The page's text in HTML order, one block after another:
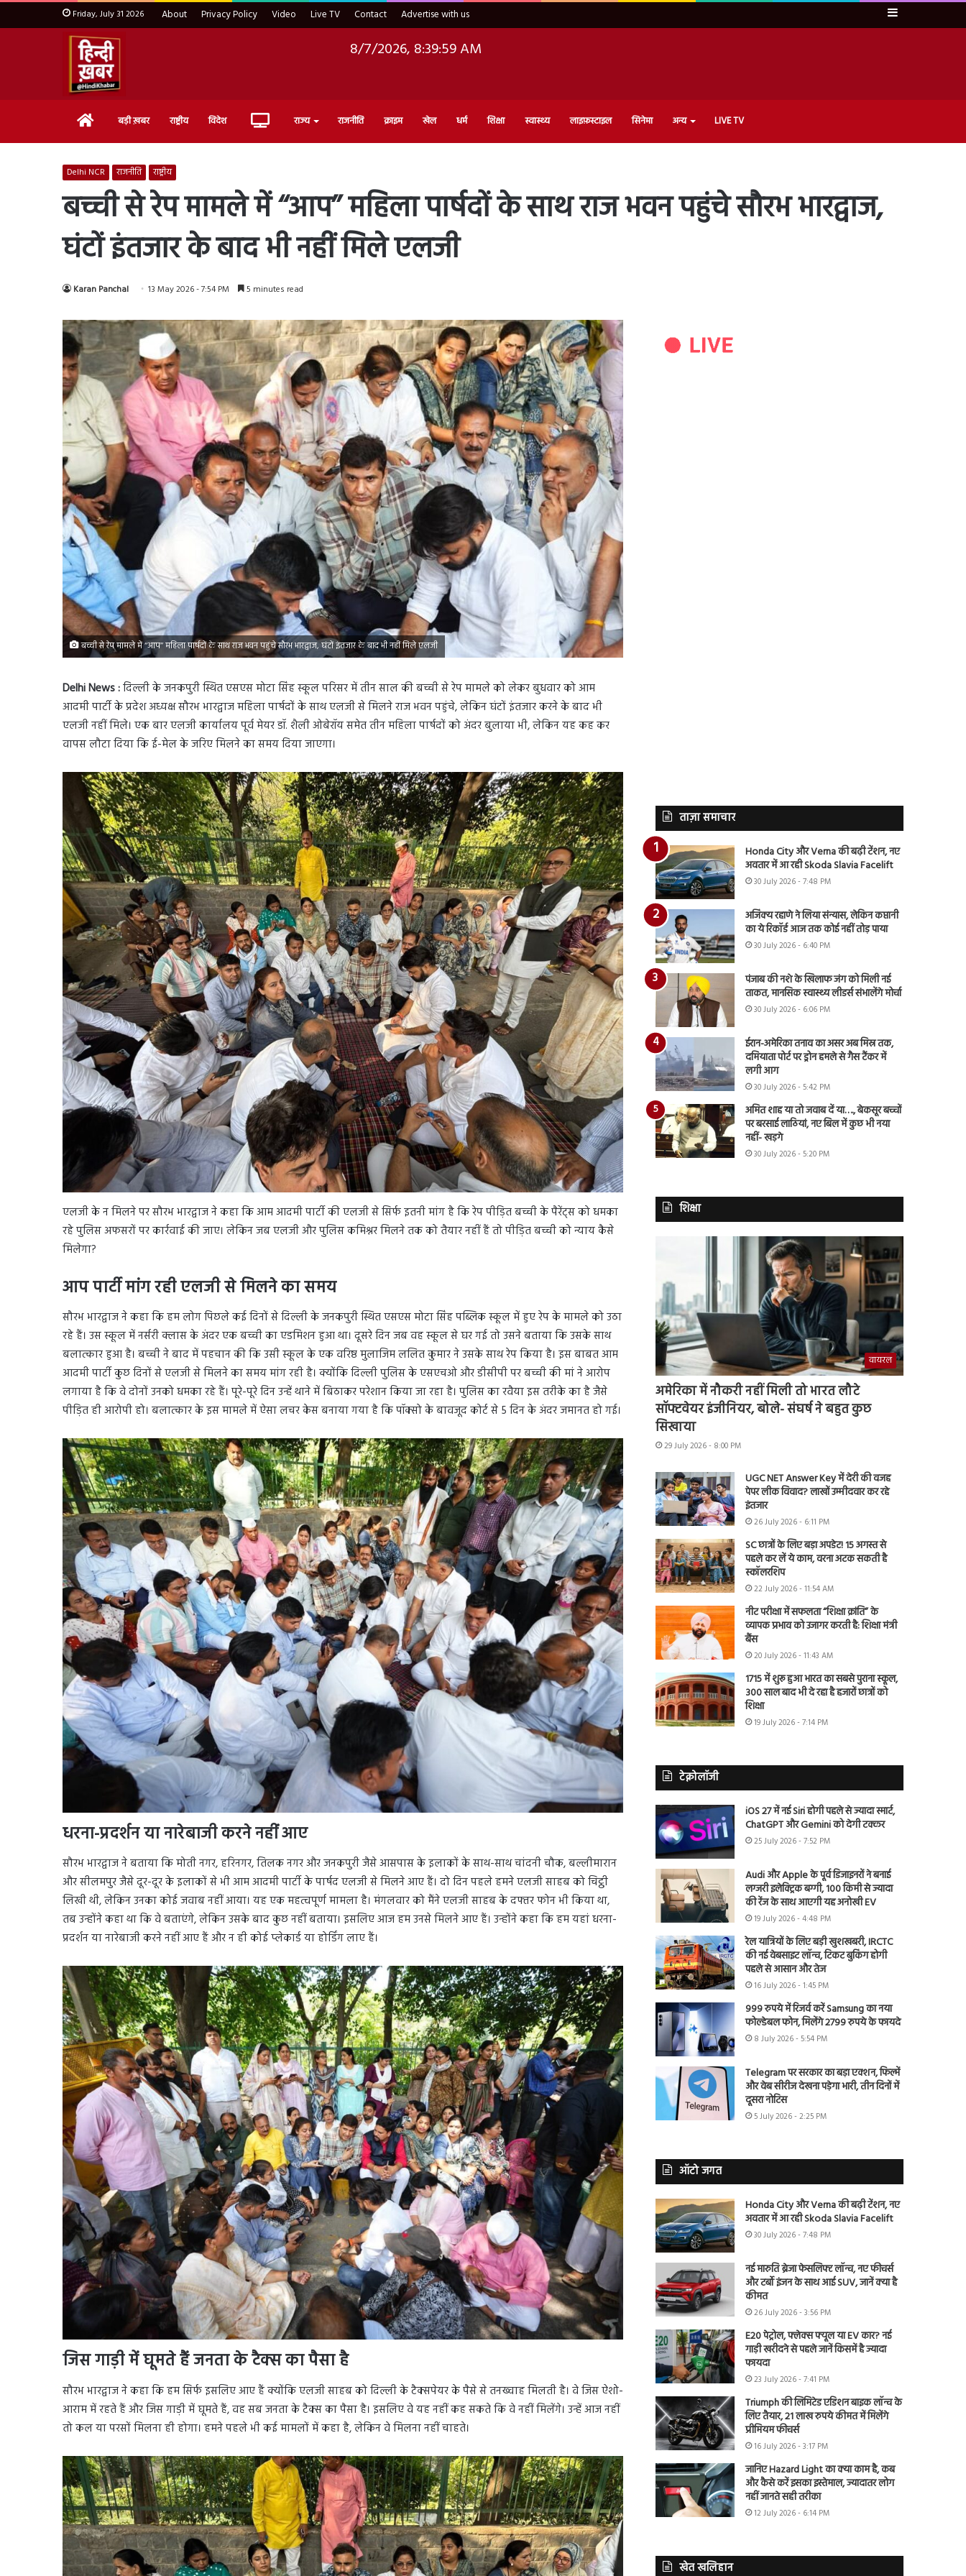
Friday, July 31 2026 About Privacy Policy Video Live TV Contact Advertise with us Sidebar
8/7/2026, 8:40:01 AM
Home बड़ी ख़बर राष्ट्रीय विदेश Live राज्य राजनीति क्राइम खेल धर्म शिक्षा स्वास्थ्य लाइफ़स्टाइल सिनेमा अन्य LIVE TV
Delhi NCR राजनीति राष्ट्रीय
बच्ची से रेप मामले में ‘‘आप’’ महिला पार्षदों के साथ राज भवन पहुंचे सौरभ भारद्वाज,
घंटों इंतजार के बाद भी नहीं मिले एलजी
Karan Panchal 13 May 2026 - 7:54 PM 5 minutes read
बच्ची से रेप मामले में ‘‘आप’’ महिला पार्षदों के साथ राज भवन पहुंचे सौरभ भारद्वाज, घंटों इंतजार के बाद भी नहीं मिले एलजी
Delhi News :दिल्ली के जनकपुरी स्थित एसएस मोटा सिंह स्कूल परिसर में तीन साल की बच्ची से रेप मामले को लेकर बुधवार को आम
आदमी पार्टी के प्रदेश अध्यक्ष सौरभ भारद्वाज महिला पार्षदों के साथ एलजी से मिलने राज भवन पहुंचे, लेकिन घंटों इंतजार करने के बाद भी
एलजी नहीं मिले। एक बार एलजी कार्यालय पूर्व मेयर डॉ. शैली ओबेरॉय समेत तीन महिला पार्षदों को अंदर बुलाया भी, लेकिन यह कह कर
वापस लौटा दिया कि ई-मेल के जरिए मिलने का समय दिया जाएगा।
एलजी के न मिलने पर सौरभ भारद्वाज ने कहा कि आम आदमी पार्टी की एलजी से सिर्फ इतनी मांग है कि रेप पीड़ित बच्ची के पैरेंट्स को धमका
रहे पुलिस अफसरों पर कार्रवाई की जाए। लेकिन जब एलजी और पुलिस कमिश्नर मिलने तक को तैयार नहीं हैं तो पीड़ित बच्ची को न्याय कैसे
मिलेगा?
आप पार्टी मांग रही एलजी से मिलने का समय
सौरभ भारद्वाज ने कहा कि हम लोग पिछले कई दिनों से दिल्ली के जनकपुरी स्थित एसएस मोटा सिंह पब्लिक स्कूल में हुए रेप के मामले को उठा
रहे हैं। उस स्कूल में नर्सरी क्लास के अंदर एक बच्ची का एडमिशन हुआ था। दूसरे दिन जब वह स्कूल से घर गई तो उसने बताया कि उसके साथ
बलात्कार हुआ है। बच्ची ने बाद में पहचान की कि उसी स्कूल के एक वरिष्ठ मुलाजिम ललित कुमार ने उसके साथ रेप किया है। इस बाबत आम
आदमी पार्टी कुछ दिनों से एलजी से मिलने का समय मांग रही है। क्योंकि दिल्ली पुलिस के एसएचओ और डीसीपी पर बच्ची की मां ने आरोप
लगाया है कि वे दोनों उनको धमका रहे हैं। पूरे-पूरे दिन उन्हें थाने में बिठाकर परेशान किया जा रहा है। पुलिस का रवैया इस तरीके का है जैसे
पीड़ित ही आरोपी हो। बलात्कार के इस मामले में ऐसा लचर केस बनाया गया है कि पॉक्सो के बावजूद कोर्ट से 5 दिन के अंदर जमानत हो गई।
धरना-प्रदर्शन या नारेबाजी करने नहीं आए
सौरभ भारद्वाज ने बताया कि मोती नगर, हरिनगर, तिलक नगर और जनकपुरी जैसे आसपास के इलाकों के साथ-साथ चांदनी चौक, बल्लीमारान
और सीलमपुर जैसे दूर-दूर के इलाकों से भी आम आदमी पार्टी के पार्षद एलजी से मिलने आए हैं। दो दिन पहले हमने एलजी साहब को चिट्ठी
लिखी थी, लेकिन उनका कोई जवाब नहीं आया। यह एक महत्वपूर्ण मामला है। मंगलवार को मैंने एलजी साहब के दफ्तर फोन भी किया था,
तब उन्होंने कहा था कि वे बताएंगे, लेकिन उसके बाद कुछ नहीं बताया। इसलिए आज हम उनसे मिलने आए हैं। उन्होंने कहा कि हम यहां धरना-
प्रदर्शन या नारेबाजी करने नहीं आए हैं और न ही कोई प्लेकार्ड या होर्डिंग लाए हैं।
जिस गाड़ी में घूमते हैं जनता के टैक्स का पैसा है
सौरभ भारद्वाज ने कहा कि हम सिर्फ इसलिए आए हैं क्योंकि एलजी साहब को दिल्ली के टैक्सपेयर के पैसे से तनख्वाह मिलती है। वे जिस ऐशो-
आराम में रहते हैं और जिस गाड़ी में घूमते हैं, वह सब जनता के टैक्स का पैसा है। इसलिए वे यह नहीं कह सकते कि वे नहीं मिलेंगे। उन्हें आज नहीं
तो कल या परसों मिलना ही होगा। हमने पहले भी कई मामलों में कहा है, लेकिन वे मिलना नहीं चाहते।
ताज़ा समाचार
Honda City और Verna की बढ़ी टेंशन, नए
अवतार में आ रही Skoda Slavia Facelift
30 July 2026 - 7:48 PM
अजिंक्य रहाणे ने लिया संन्यास, लेकिन कप्तानी
का ये रिकॉर्ड आज तक कोई नहीं तोड़ पाया
30 July 2026 - 6:40 PM
पंजाब की नशे के खिलाफ जंग को मिली नई
ताकत, मानसिक स्वास्थ्य लीडर्स संभालेंगे मोर्चा
30 July 2026 - 6:06 PM
ईरान-अमेरिका तनाव का असर अब मिस्र तक,
दमियाता पोर्ट पर ड्रोन हमले से गैस टैंकर में
लगी आग
30 July 2026 - 5:42 PM
अमित शाह या तो जवाब दें या…., बेकसूर बच्चों
पर बरसाई लाठियां, नए बिल में कुछ भी नया
नहीं- खड़गे
30 July 2026 - 5:20 PM
शिक्षा
वायरल
अमेरिका में नौकरी नहीं मिली तो भारत लौटे
सॉफ्टवेयर इंजीनियर, बोले- संघर्ष ने बहुत कुछ
सिखाया
29 July 2026 - 8:00 PM
UGC NET Answer Key में देरी की वजह
पेपर लीक विवाद? लाखों उम्मीदवार कर रहे
इंतजार
26 July 2026 - 6:11 PM
SC छात्रों के लिए बड़ा अपडेट! 15 अगस्त से
पहले कर लें ये काम, वरना अटक सकती है
स्कॉलरशिप
22 July 2026 - 11:54 AM
नीट परीक्षा में सफलता “शिक्षा क्रांति” के
व्यापक प्रभाव को उजागर करती है: शिक्षा मंत्री
बैंस
20 July 2026 - 11:43 AM
1715 में शुरू हुआ भारत का सबसे पुराना स्कूल,
300 साल बाद भी दे रहा है हजारों छात्रों को
शिक्षा
19 July 2026 - 7:14 PM
टेक्नोलॉजी
iOS 27 में नई Siri होगी पहले से ज्यादा स्मार्ट,
ChatGPT और Gemini को देगी टक्कर
25 July 2026 - 7:52 PM
Audi और Apple के पूर्व डिजाइनरों ने बनाई
लग्जरी इलेक्ट्रिक बग्गी, 100 किमी से ज्यादा
की रेंज के साथ आएगी यह अनोखी EV
19 July 2026 - 4:48 PM
रेल यात्रियों के लिए बड़ी खुशखबरी, IRCTC
की नई वेबसाइट लॉन्च, टिकट बुकिंग होगी
पहले से आसान और तेज
16 July 2026 - 1:45 PM
999 रुपये में रिजर्व करें Samsung का नया
फोल्डेबल फोन, मिलेंगे 2799 रुपये के फायदे
8 July 2026 - 5:54 PM
Telegram पर सरकार का बड़ा एक्शन, फिल्में
और वेब सीरीज देखना पड़ेगा भारी, तीन दिनों में
दूसरा नोटिस
5 July 2026 - 2:25 PM
ऑटो जगत
Honda City और Verna की बढ़ी टेंशन, नए
अवतार में आ रही Skoda Slavia Facelift
30 July 2026 - 7:48 PM
नई मारुति ब्रेजा फेसलिफ्ट लॉन्च, नए फीचर्स
और टर्बो इंजन के साथ आई SUV, जानें क्या है
कीमत
26 July 2026 - 3:56 PM
E20 पेट्रोल, फ्लेक्स फ्यूल या EV कार? नई
गाड़ी खरीदने से पहले जानें किसमें है ज्यादा
फायदा
23 July 2026 - 7:41 PM
Triumph की लिमिटेड एडिशन बाइक लॉन्च के
लिए तैयार, 21 लाख रुपये कीमत में मिलेंगे
प्रीमियम फीचर्स
16 July 2026 - 3:17 PM
जानिए Hazard Light का क्या काम है, कब
और कैसे करें इसका इस्तेमाल, ज्यादातर लोग
नहीं जानते सही तरीका
12 July 2026 - 6:14 PM
खेत खलिहान